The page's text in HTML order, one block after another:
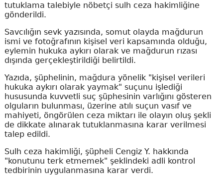
tutuklama talebiyle nöbetçi sulh ceza hakimliğine
gönderildi.
Savcılığın sevk yazısında, somut olayda mağdurun
ismi ve fotoğrafının kişisel veri kapsamında olduğu,
eylemin hukuka aykırı olarak ve mağdurun rızası
dışında gerçekleştirildiği belirtildi.
Yazıda, şüphelinin, mağdura yönelik "kişisel verileri
hukuka aykırı olarak yaymak" suçunu işlediği
hususunda kuvvetli suç şüphesinin varlığını gösteren
olguların bulunması, üzerine atılı suçun vasıf ve
mahiyeti, öngörülen ceza miktarı ile olayın oluş şekli
de dikkate alınarak tutuklanmasına karar verilmesi
talep edildi.
Sulh ceza hakimliği, şüpheli Cengiz Y. hakkında
"konutunu terk etmemek" şeklindeki adli kontrol
tedbirinin uygulanmasına karar verdi.